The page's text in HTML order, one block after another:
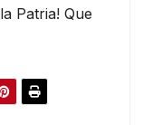
Patria! Que